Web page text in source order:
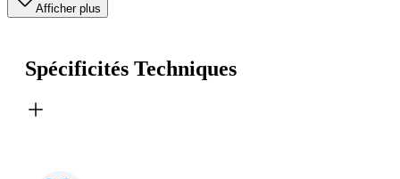
Afficher plus
Spécificités Techniques